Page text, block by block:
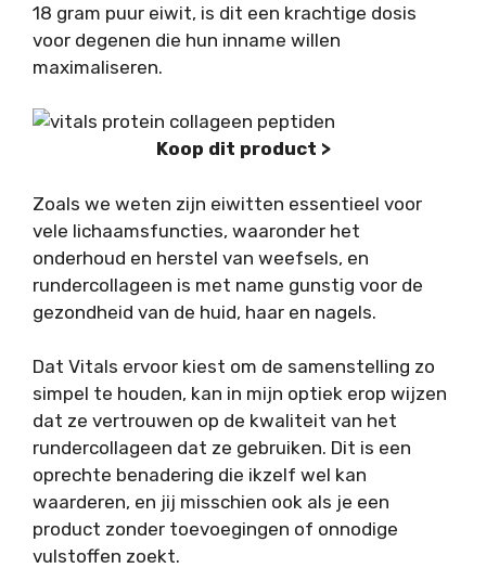
18 gram puur eiwit, is dit een krachtige dosis
voor degenen die hun inname willen
maximaliseren.
Koop dit product >
Zoals we weten zijn eiwitten essentieel voor
vele lichaamsfuncties, waaronder het
onderhoud en herstel van weefsels, en
rundercollageen is met name gunstig voor de
gezondheid van de huid, haar en nagels.
Dat Vitals ervoor kiest om de samenstelling zo
simpel te houden, kan in mijn optiek erop wijzen
dat ze vertrouwen op de kwaliteit van het
rundercollageen dat ze gebruiken. Dit is een
oprechte benadering die ikzelf wel kan
waarderen, en jij misschien ook als je een
product zonder toevoegingen of onnodige
vulstoffen zoekt.